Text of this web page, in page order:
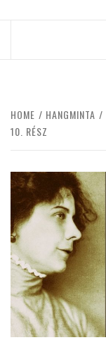
HOME HANGMINTA
10. RÉSZ